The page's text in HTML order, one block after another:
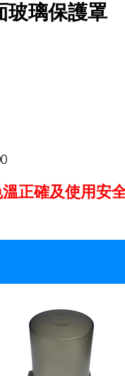
玻璃保護罩
正確及使用安